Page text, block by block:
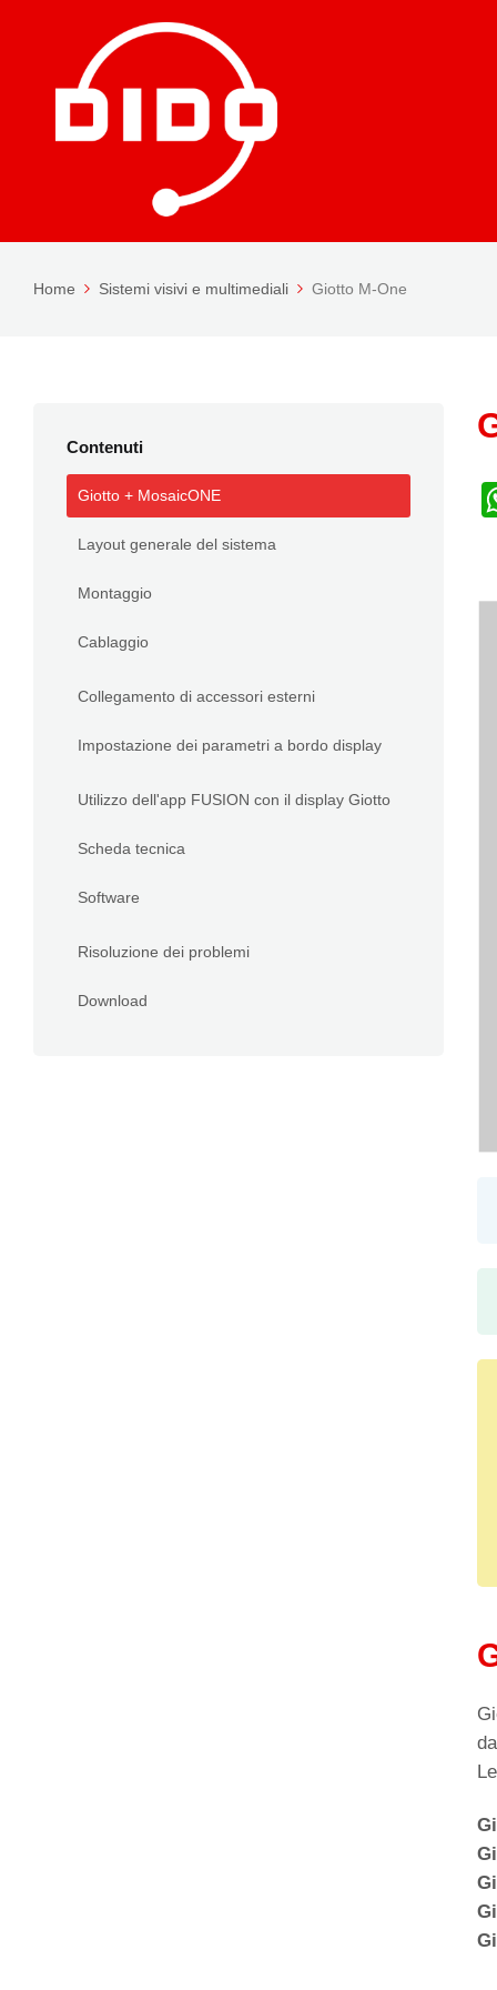
Home Sistemi visivi e multimediali Giotto M-One
Contenuti
Giotto + MosaicONE
Layout generale del sistema
Montaggio
Cablaggio
Collegamento di accessori esterni
Impostazione dei parametri a bordo display
Utilizzo dell'app FUSION con il display Giotto
Scheda tecnica
Software
Risoluzione dei problemi
Download